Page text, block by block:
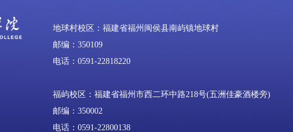
地球村校区：福建省福州闽侯县南屿镇地球村
邮编：350109
电话：0591-22818220
福屿校区：福建省福州市西二环中路218号(五洲佳豪酒楼旁)
邮编：350002
电话：0591-22800138